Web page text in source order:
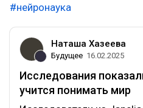
#нейронаука
Наташа Хазеева
Будущее 16.02.2025
Исследования
учится понимать мир